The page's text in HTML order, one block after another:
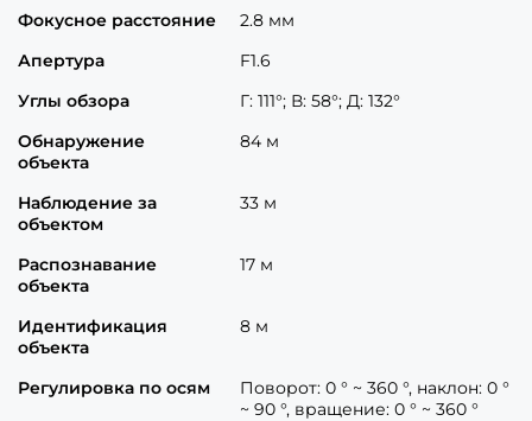
Фокусное расстояние
2.8 мм
Апертура
F1.6
Углы обзора
Г: 111°; В: 58°; Д: 132°
Обнаружение
объекта
84 м
Наблюдение за
объектом
33 м
Распознавание
объекта
17 м
Идентификация
объекта
8 м
Регулировка по осям
Поворот: 0 ° ~ 360 °, наклон: 0 °
~ 90 °, вращение: 0 ° ~ 360 °